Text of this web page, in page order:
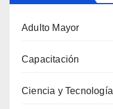
Adulto Mayor
Capacitación
Ciencia y Tecnología